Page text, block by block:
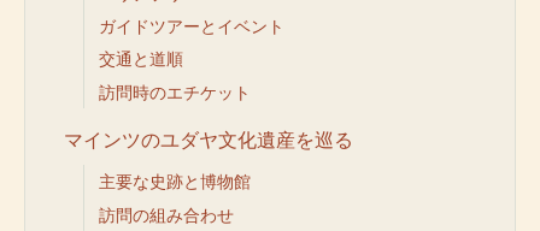
ガイドツアーとイベント
交通と道順
訪問時のエチケット
マインツのユダヤ文化遺産を巡る
主要な史跡と博物館
訪問の組み合わせ